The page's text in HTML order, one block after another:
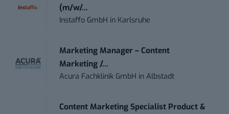
(m/w/...
Instaffo GmbH in Karlsruhe
Marketing Manager – Content
Marketing /...
Acura Fachklinik GmbH inAlbstadt
Content Marketing Specialist Product &